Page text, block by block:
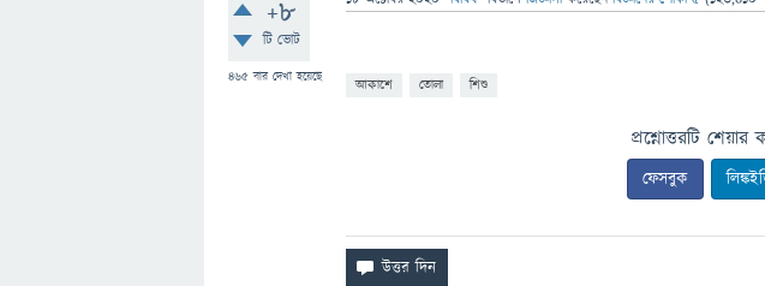
+8
টি ভোট
465 বার দেখা হয়েছে আকাশে তোলা শিশু
প্রশ্নোত্তরটি
ফেসবুক